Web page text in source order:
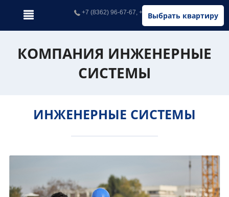
Выбрать квартиру
+7 (8362) 96-67-67, +7 (902) 326-67-67
КОМПАНИЯ ИНЖЕНЕРНЫЕ
СИСТЕМЫ
ИНЖЕНЕРНЫЕ СИСТЕМЫ